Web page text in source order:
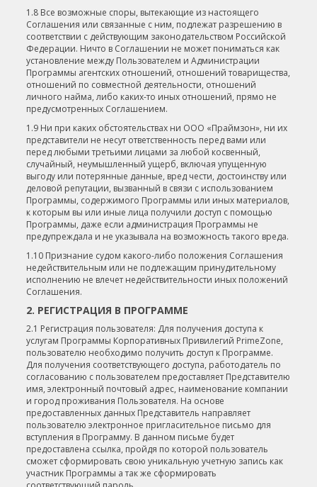
1.8 Все возможные споры, вытекающие из настоящего
Соглашения или связанные с ним, подлежат разрешению в
соответствии с действующим законодательством Российской
Федерации. Ничто в Соглашении не может пониматься как
установление между Пользователем и Администрации
Программы агентских отношений, отношений товарищества,
отношений по совместной деятельности, отношений
личного найма, либо каких-то иных отношений, прямо не
предусмотренных Соглашением.
1.9 Ни при каких обстоятельствах ни ООО «Праймзон», ни их
представители не несут ответственность перед вами или
перед любыми третьими лицами за любой косвенный,
случайный, неумышленный ущерб, включая упущенную
выгоду или потерянные данные, вред чести, достоинству или
деловой репутации, вызванный в связи с использованием
Программы, содержимого Программы или иных материалов,
к которым вы или иные лица получили доступ с помощью
Программы, даже если администрация Программы не
предупреждала и не указывала на возможность такого вреда.
1.10 Признание судом какого-либо положения Соглашения
недействительным или не подлежащим принудительному
исполнению не влечет недействительности иных положений
Соглашения.
2. РЕГИСТРАЦИЯ В ПРОГРАММЕ
2.1 Регистрация пользователя: Для получения доступа к
услугам Программы Корпоративных Привилегий PrimeZone,
пользователю необходимо получить доступ к Программе.
Для получения соответствующего доступа, работодатель по
согласованию с пользователем предоставляет Представителю
имя, электронный почтовый адрес, наименование компании
и город проживания Пользователя. На основе
предоставленных данных Представитель направляет
пользователю электронное пригласительное письмо для
вступления в Программу. В данном письме будет
предоставлена ссылка, пройдя по которой пользователь
сможет сформировать свою уникальную учетную запись как
участник Программы а так же сформировать